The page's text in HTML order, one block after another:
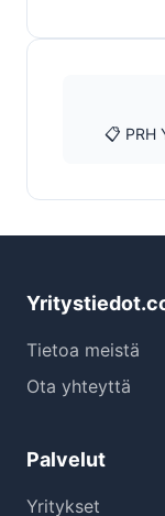
📋 PRH
Tietoa meistä
Ota yhteyttä
Palvelut
Yritykset